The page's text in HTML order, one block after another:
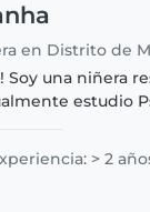
en Distrito de
Soy una niñera
estudio
> 2